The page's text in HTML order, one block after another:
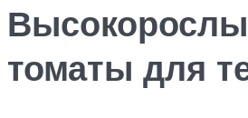
томаты для